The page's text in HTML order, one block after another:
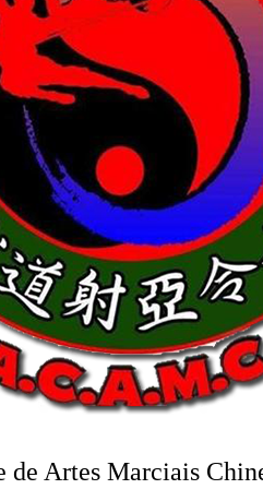
de Artes Marciais